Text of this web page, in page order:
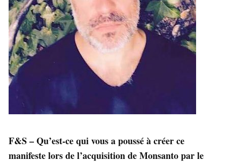
F&S – Qu’est-ce qui vous a poussé à créer ce
manifeste lors de l’acquisition de Monsanto par le